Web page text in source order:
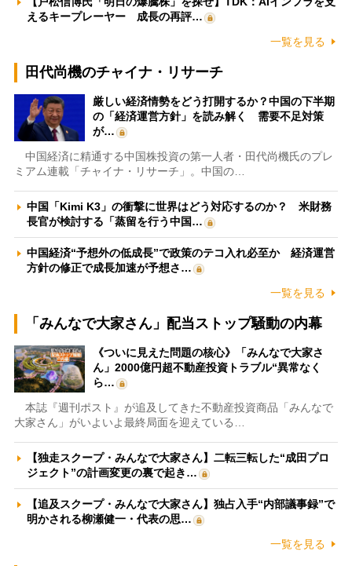
えるキープレーヤー 成長の再評…
一覧を見る
田代尚機のチャイナ・リサーチ
厳しい経済情勢をどう打開するか？中国の下半期
の「経済運営方針」を読み解く 需要不足対策
が…
中国経済に精通する中国株投資の第一人者・田代尚機氏のプレ
ミアム連載「チャイナ・リサーチ」。中国の…
中国「Kimi K3」の衝撃に世界はどう対応するのか？ 米財務
長官が検討する「蒸留を行う中国…
中国経済“予想外の低成長”で政策のテコ入れ必至か 経済運営
方針の修正で成長加速が予想さ…
一覧を見る
「みんなで大家さん」配当ストップ騒動の内幕
《ついに見えた問題の核心》「みんなで大家さ
ん」2000億円超不動産投資トラブル“異常なく
ら…
本誌『週刊ポスト』が追及してきた不動産投資商品「みんなで
大家さん」がいよいよ最終局面を迎えている…
【独走スクープ・みんなで大家さん】二転三転した“成田プロ
ジェクト”の計画変更の裏で起き…
【追及スクープ・みんなで大家さん】独占入手“内部議事録”で
明かされる柳瀬健一・代表の思…
一覧を見る